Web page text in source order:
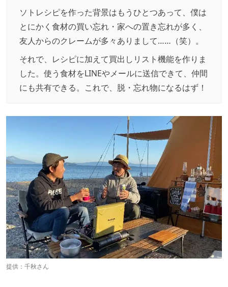
ソトレシピを作った背景はもうひとつあって、僕は
とにかく食材の買い忘れ・家への置き忘れが多く、
友人からのクレームが多々ありまして……（笑）。
それで、レシピに加えて買出しリスト機能を作りま
した。使う食材をLINEやメールに送信できて、仲間
にも共有できる。これで、脱・忘れ物になるはず！
提供：千秋さん